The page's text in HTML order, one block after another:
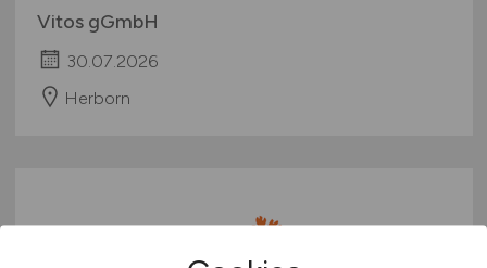
Vitos gGmbH
30.07.2026
Herborn